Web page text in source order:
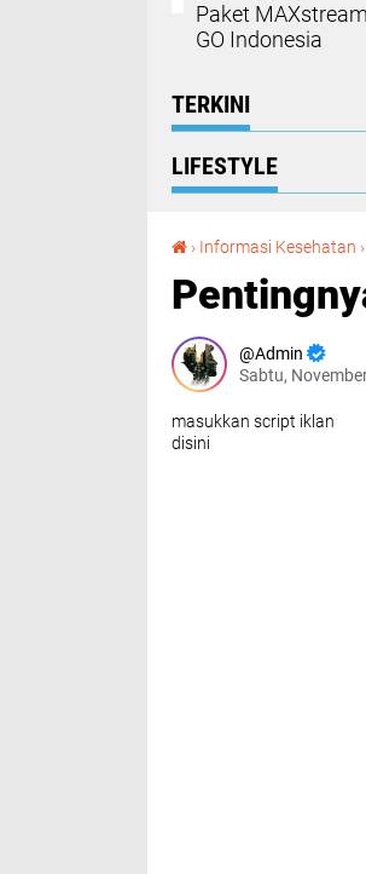
Paket
GO Indonesia
TERKINI
LIFESTYLE
› Informasi Kesehatan ›
Admin
Sabtu,
masukkan script iklan
disini